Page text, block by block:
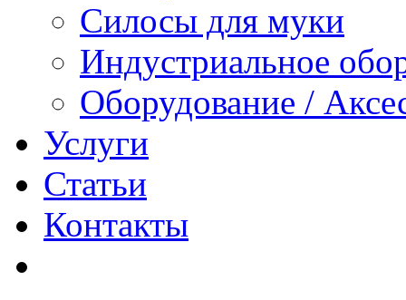
Силосы для муки
Индустриальное
Оборудование /
Услуги
Статьи
Контакты